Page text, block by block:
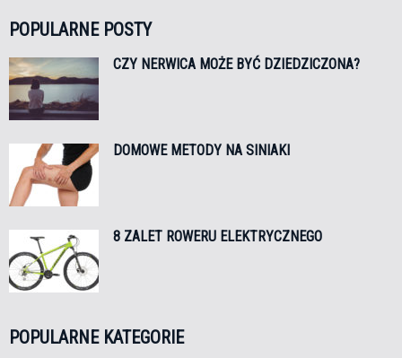
POPULARNE POSTY
CZY NERWICA MOŻE BYĆ DZIEDZICZONA?
DOMOWE METODY NA SINIAKI
8 ZALET ROWERU ELEKTRYCZNEGO
POPULARNE KATEGORIE